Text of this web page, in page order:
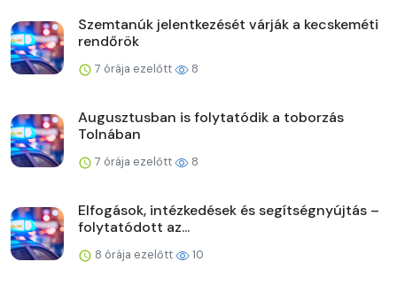
Szemtanúk jelentkezését várják a kecskeméti
rendőrök
7 órája ezelőtt 8
Augusztusban is folytatódik a toborzás
Tolnában
7 órája ezelőtt 8
Elfogások, intézkedések és segítségnyújtás –
folytatódott az...
8 órája ezelőtt 10